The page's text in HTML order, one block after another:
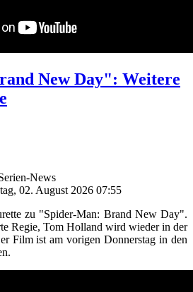
New Day": Weitere
News
02. August 2026 07:55
zu "Spider-Man: Brand New Day".
Regie, Tom Holland wird wieder in der
Film ist am vorigen Donnerstag in den